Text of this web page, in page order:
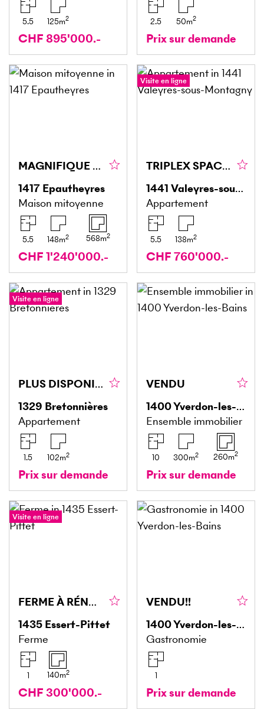
5.5 125m2
CHF 895'000.-
2.5 50m2
Prix sur demande
MAGNIFIQUE AVEC JARDIN DANS UN CADRE PAISIBLE
1417 Epautheyres
Maison mitoyenne
5.5 148m2 568m2
CHF 1'240'000.-
Visite en ligne
TRIPLEX SPACIEUX, CALME, DISPONIBILITÉ À CONVENIR
1441 Valeyres-sous-Montagny
Appartement
5.5 138m2
CHF 760'000.-
Visite en ligne
PLUS DISPONIBLE !
1329 Bretonnières
Appartement
1.5 102m2
Prix sur demande
VENDU
1400Yverdon-les-Bains
Ensemble immobilier
10 300m2 260m2
Prix sur demande
Visite en ligne
FERME À RÉNOVER
1435 Essert-Pittet
Ferme
1 140m2
CHF 300'000.-
VENDU!!
1400Yverdon-les-Bains
Gastronomie
1
Prix sur demande